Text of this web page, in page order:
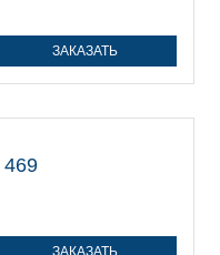
ЗАКАЗАТЬ
ЗАКАЗАТЬ